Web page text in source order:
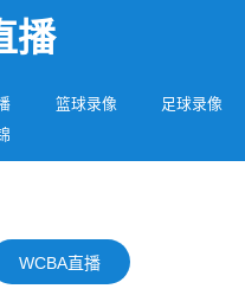
播
篮球录像
足球录像
WCBA直播